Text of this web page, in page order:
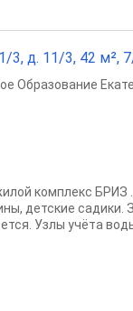
3, д. 11/3, 42 м²,
Образование
комплекс
детские
Узлы учёта